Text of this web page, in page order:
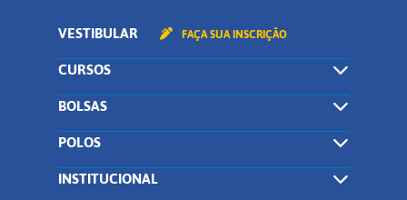
VESTIBULAR FAÇA SUA INSCRIÇÃO
CURSOS
BOLSAS
POLOS
INSTITUCIONAL